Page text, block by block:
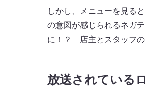
しかし、メニューを見る
の意図が感じられるネガ
に！？ 店主とスタッフ
放送されている